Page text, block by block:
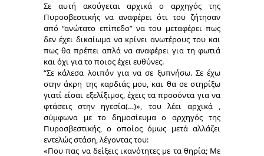
Σε αυτή ακούγεται αρχικά ο αρχηγός της
Πυροσβεστικής να αναφέρει ότι του ζήτησαν
από “ανώτατο επίπεδο” να του μεταφέρει πως
δεν έχει δικαίωμα να κρίνει ανωτέρους του και
πως θα πρέπει απλά να αναφέρει για τη φωτιά
και όχι για το ποιος έχει ευθύνες.
“Σε κάλεσα λοιπόν για να σε ξυπνήσω. Σε έχω
στην άκρη της καρδιάς μου, και θα σε στηρίξω
γιατί είσαι εξελίξιμος, έχεις τα προσόντα για να
φτάσεις στην ηγεσία(…)», του λέει αρχικά ,
σύμφωνα με το δημοσίευμα ο αρχηγός της
Πυροσβεστικής, ο οποίος όμως μετά αλλάζει
εντελώς στάση, λέγοντας του:
«Που πας να δείξεις ικανότητες με τα θηρία; Με